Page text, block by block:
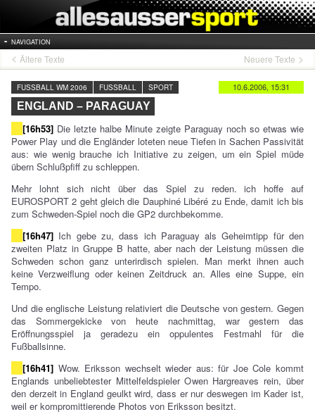
NAVIGATION
Ältere Texte Neuere Texte
10.6.2006, 15:31
FUSSBALL WM 2006 FUSSBALL SPORT
ENGLAND – PARAGUAY
[16h53] Die letzte halbe Minute zeigte Paraguay noch so etwas wie
Power Play und die Engländer loteten neue Tiefen in Sachen Passivität
aus: wie wenig brauche ich Initiative zu zeigen, um ein Spiel müde
übern Schlußpfiff zu schleppen.
Mehr lohnt sich nicht über das Spiel zu reden. ich hoffe auf
EUROSPORT 2 geht gleich die Dauphiné Libéré zu Ende, damit ich bis
zum Schweden-Spiel noch die GP2 durchbekomme.
[16h47] Ich gebe zu, dass ich Paraguay als Geheimtipp für den
zweiten Platz in Gruppe B hatte, aber nach der Leistung müssen die
Schweden schon ganz unterirdisch spielen. Man merkt ihnen auch
keine Verzweiflung oder keinen Zeitdruck an. Alles eine Suppe, ein
Tempo.
Und die englische Leistung relativiert die Deutsche von gestern. Gegen
das Sommergekicke von heute nachmittag, war gestern das
Eröffnungsspiel ja geradezu ein oppulentes Festmahl für die
Fußballsinne.
[16h41] Wow. Eriksson wechselt wieder aus: für Joe Cole kommt
Englands unbeliebtester Mittelfeldspieler Owen Hargreaves rein, über
den derzeit in England geulkt wird, dass er nur deswegen im Kader ist,
weil er kompromittierende Photos von Eriksson besitzt.